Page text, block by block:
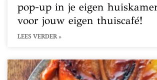
pop-up in je eigen
voor jouw eigen thuiscafé!
LEES VERDER »